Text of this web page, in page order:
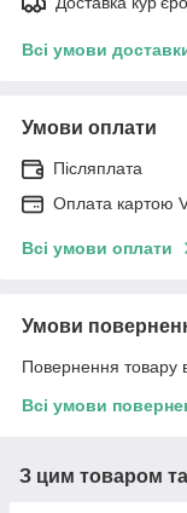
Всі умови
Умови оплати
Післяплата
Оплата картою
Всі умови оплати
Умови
Повернення товару
Всі умови
З цим товаром